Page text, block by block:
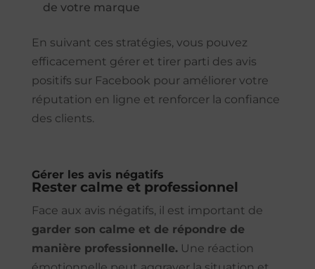
de votre marque
En suivant ces stratégies, vous pouvez
efficacement gérer et tirer parti des avis
positifs sur Facebook pour améliorer votre
réputation en ligne et renforcer la confiance
des clients.
Gérer les avis négatifs
Rester calme et professionnel
Face aux avis négatifs, il est important de
garder son calme et de répondre de
manière professionnelle.Une réaction